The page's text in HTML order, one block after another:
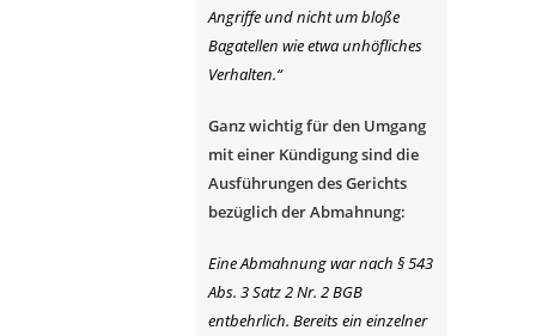
Angriffe und nicht um bloße
Bagatellen wie etwa unhöfliches
Verhalten.“
Ganz wichtig für den Umgang
mit einer Kündigung sind die
Ausführungen des Gerichts
bezüglich der Abmahnung:
Eine Abmahnung war nach § 543
Abs. 3 Satz 2 Nr. 2 BGB
entbehrlich. Bereits ein einzelner